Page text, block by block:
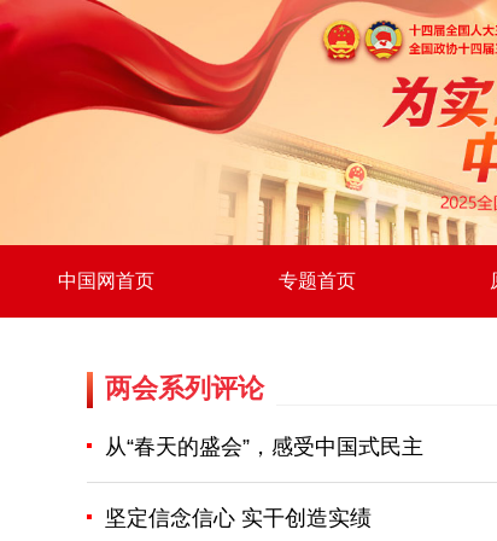
中国网首页 专题首页
两会系列评论
从“春天的盛会”，感受中国式民主
坚定信念信心 实干创造实绩